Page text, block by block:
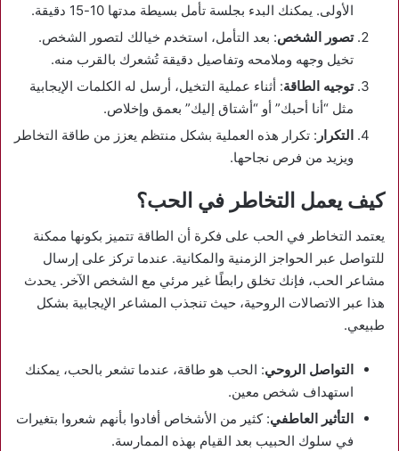
الأولى. يمكنك البدء بجلسة تأمل بسيطة مدتها 10-15 دقيقة.
تصور الشخص: بعد التأمل، استخدم خيالك لتصور الشخص.
تخيل وجهه وملامحه وتفاصيل دقيقة تُشعرك بالقرب منه.
توجيه الطاقة: أثناء عملية التخيل، أرسل له الكلمات الإيجابية
مثل “أنا أحبك” أو “أشتاق إليك” بعمق وإخلاص.
التكرار : تكرار هذه العملية بشكل منتظم يعزز من طاقة التخاطر
ويزيد من فرص نجاحها.
كيف يعمل التخاطر في الحب؟
يعتمد التخاطر في الحب على فكرة أن الطاقة تتميز بكونها ممكنة
للتواصل عبر الحواجز الزمنية والمكانية. عندما تركز على إرسال
مشاعر الحب، فإنك تخلق رابطًا غير مرئي مع الشخص الآخر. يحدث
هذا عبر الاتصالات الروحية، حيث تنجذب المشاعر الإيجابية بشكل
طبيعي.
التواصل الروحي: الحب هو طاقة، عندما تشعر بالحب، يمكنك
استهداف شخص معين.
التأثير العاطفي: كثير من الأشخاص أفادوا بأنهم شعروا بتغيرات
في سلوك الحبيب بعد القيام بهذه الممارسة.